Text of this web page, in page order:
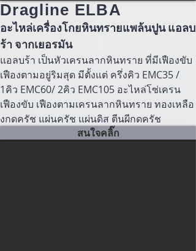
Dragline ELBA
อะไหล่เครื่องโกยหินทรายแพล้นปูน แอลบ
ร้า จากเยอรมัน
แอลบร้า เป็นหัวเครนลากหินทราย ที่มีเฟืองขับ
เฟืองตามอยู่ริมสุด มีตั้งแต่ ครึ่งคิว EMC35 /
1คิว EMC60/ 2คิว EMC105 อะไหล่โซ่เครน
เฟืองขับ เฟืองตามเครนลากหินทราย ทองเหลือ
งกดครัช แผ่นครัช แผ่นดิส ตีนผีกดครัช
สนใจคลิ๊ก